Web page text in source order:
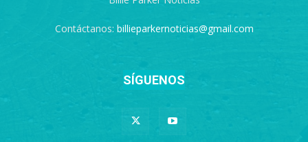
Contáctanos: billieparkernoticias@gmail.com
SÍGUENOS